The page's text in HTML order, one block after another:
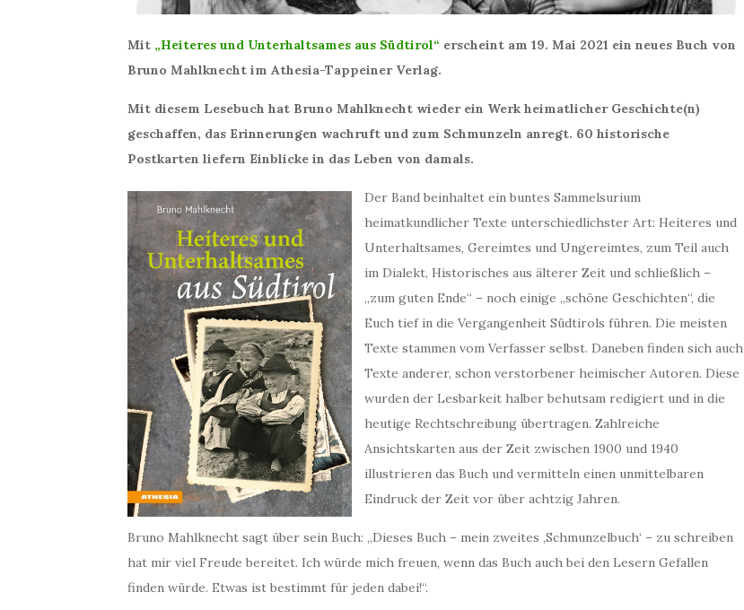
Mit „Heiteres und Unterhaltsames aus Südtirol“ erscheint am 19. Mai 2021 ein neues Buch von
Bruno Mahlknecht im Athesia-Tappeiner Verlag.
Mit diesem Lesebuch hat Bruno Mahlknecht wieder ein Werk heimatlicher Geschichte(n)
geschaffen, das Erinnerungen wachruft und zum Schmunzeln anregt. 60 historische
Postkarten liefern Einblicke in das Leben von damals.
Der Band beinhaltet ein buntes Sammelsurium
heimatkundlicher Texte unterschiedlichster Art: Heiteres und
Unterhaltsames, Gereimtes und Ungereimtes, zum Teil auch
im Dialekt, Historisches aus älterer Zeit und schließlich –
„zum guten Ende“ – noch einige „schöne Geschichten“, die
Euch tief in die Vergangenheit Südtirols führen. Die meisten
Texte stammen vom Verfasser selbst. Daneben finden sich auch
Texte anderer, schon verstorbener heimischer Autoren. Diese
wurden der Lesbarkeit halber behutsam redigiert und in die
heutige Rechtschreibung übertragen. Zahlreiche
Ansichtskarten aus der Zeit zwischen 1900 und 1940
illustrieren das Buch und vermitteln einen unmittelbaren
Eindruck der Zeit vor über achtzig Jahren.
Bruno Mahlknecht sagt über sein Buch: „Dieses Buch – mein zweites ‚Schmunzelbuch‘ – zu schreiben
hat mir viel Freude bereitet. Ich würde mich freuen, wenn das Buch auch bei den Lesern Gefallen
finden würde. Etwas ist bestimmt für jeden dabei!“.